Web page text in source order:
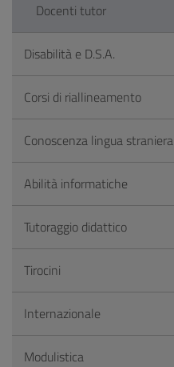
Docenti tutor
Disabilità e D.S.A.
Corsi di riallineamento
Conoscenza lingua straniera
Abilità informatiche
Tutoraggio didattico
Tirocini
Internazionale
Modulistica